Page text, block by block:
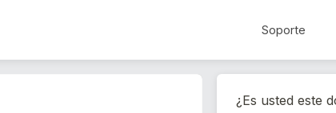
Soporte
¿Es usted este